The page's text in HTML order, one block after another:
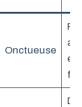
Onctueuse
et